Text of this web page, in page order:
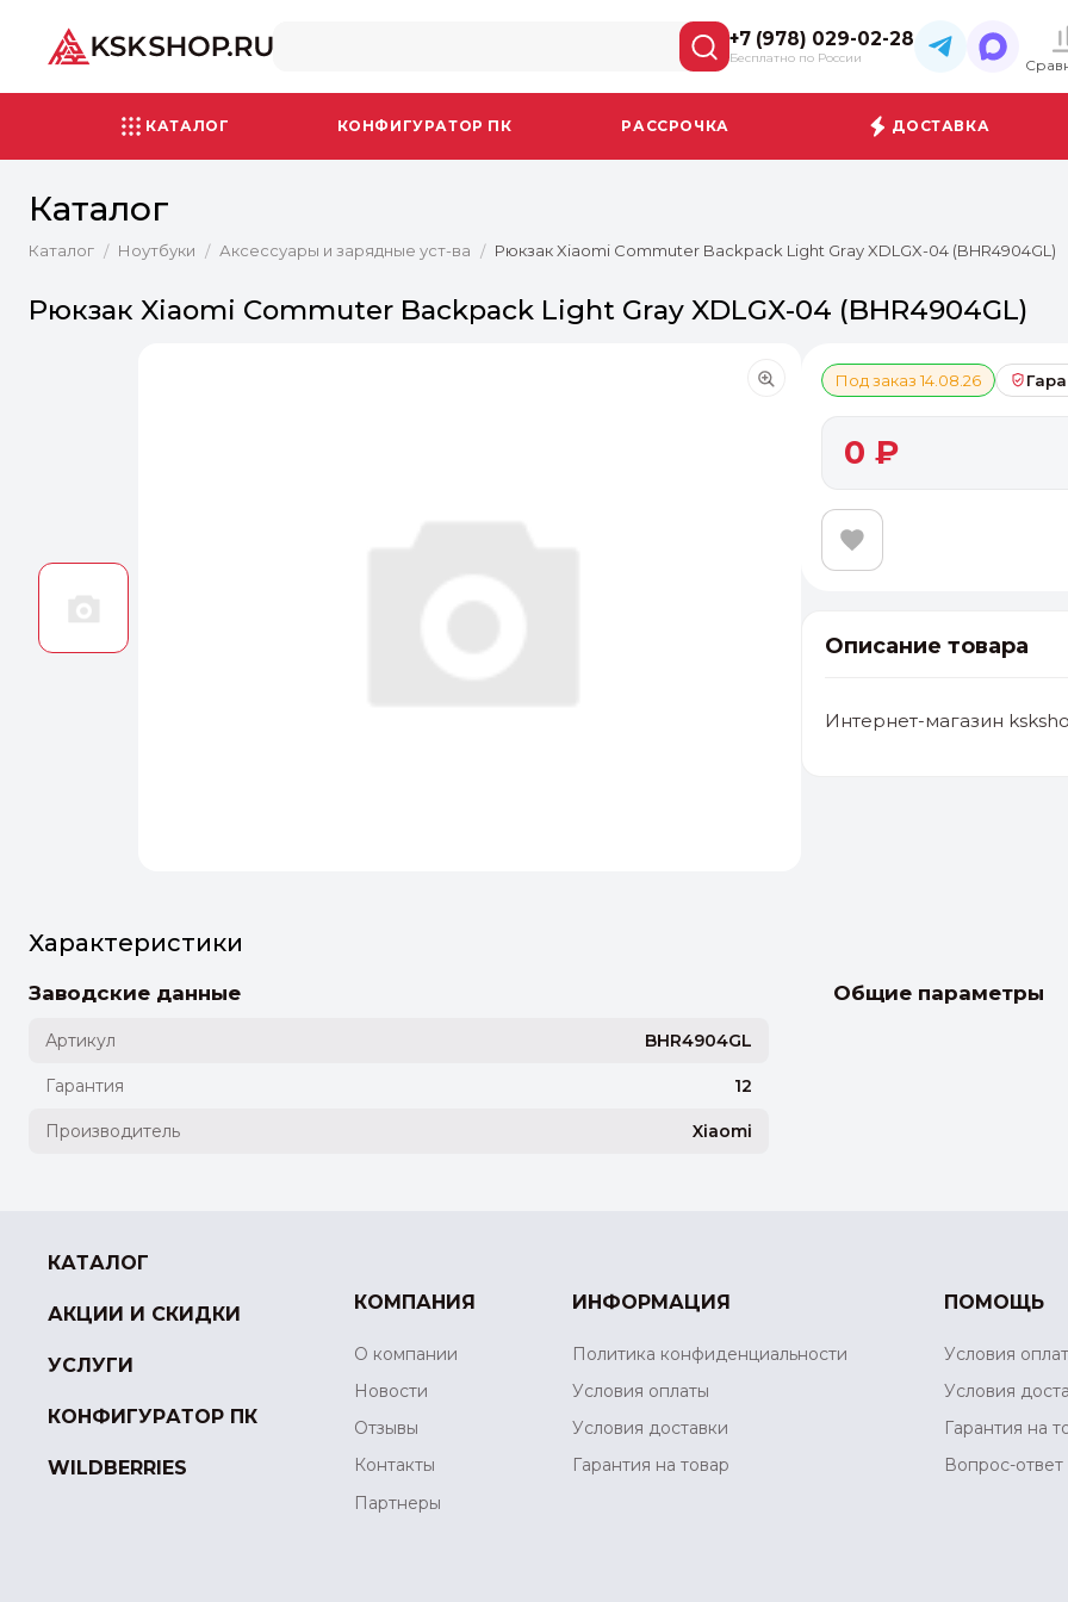
+7 (978) 029-02-28
Бесплатно по России
КАТАЛОГ КОНФИГУРАТОР ПК РАССРОЧКА ДОСТАВКА
Каталог
Каталог / Ноутбуки / Аксессуары и зарядные уст-ва / Рюкзак Xiaomi Commuter Backpack Light Gray XDLGX-04 (BHR4904GL)
Рюкзак Xiaomi Commuter Backpack Light Gray XDLGX-04 (BHR4904GL)
Под заказ 14.08.26
0 ₽
Описание товара
Интернет-магазин
Характеристики
Заводские данные
Артикул BHR4904GL
Гарантия 12
Производитель Xiaomi
Общие параметры
КАТАЛОГ
АКЦИИ И СКИДКИ
УСЛУГИ
КОНФИГУРАТОР ПК
WILDBERRIES
КОМПАНИЯ
О компании
Новости
Отзывы
Контакты
Партнеры
ИНФОРМАЦИЯ
Политика конфиденциальности
Условия оплаты
Условия доставки
Гарантия на товар
ПОМОЩЬ
Условия
Условия
Гарантия на
Вопрос-ответ